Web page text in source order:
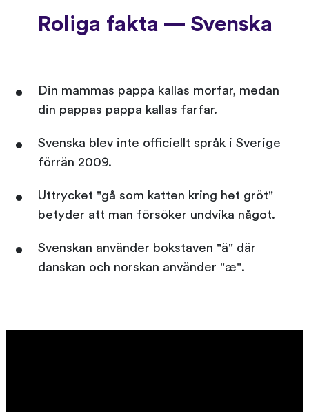
Roliga fakta — Svenska
Din mammas pappa kallas morfar, medan
din pappas pappa kallas farfar.
Svenska blev inte officiellt språk i Sverige
förrän 2009.
Uttrycket "gå som katten kring het gröt"
betyder att man försöker undvika något.
Svenskan använder bokstaven "ä" där
danskan och norskan använder "æ".